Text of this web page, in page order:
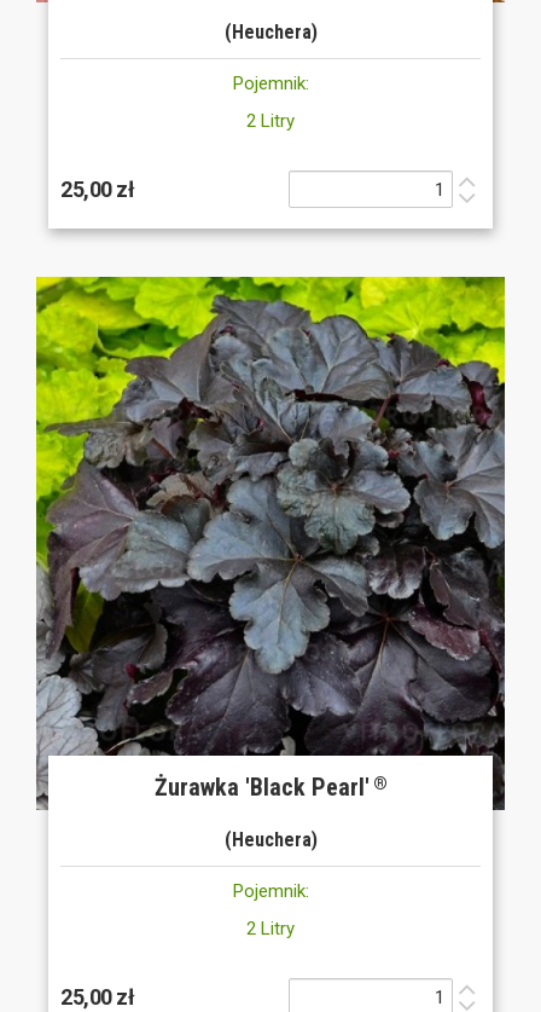
(Heuchera)
Pojemnik:
2 Litry
25,00 zł
Żurawka 'Black Pearl' ®
(Heuchera)
Pojemnik:
2 Litry
25,00 zł